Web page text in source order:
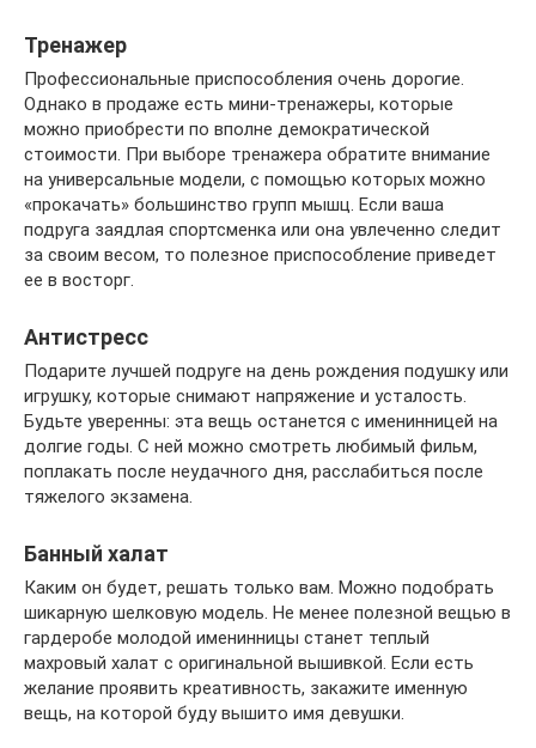
Тренажер
Профессиональные приспособления очень дорогие.
Однако в продаже есть мини-тренажеры, которые
можно приобрести по вполне демократической
стоимости. При выборе тренажера обратите внимание
на универсальные модели, с помощью которых можно
«прокачать» большинство групп мышц. Если ваша
подруга заядлая спортсменка или она увлеченно следит
за своим весом, то полезное приспособление приведет
ее в восторг.
Антистресс
Подарите лучшей подруге на день рождения подушку или
игрушку, которые снимают напряжение и усталость.
Будьте уверенны: эта вещь останется с именинницей на
долгие годы. С ней можно смотреть любимый фильм,
поплакать после неудачного дня, расслабиться после
тяжелого экзамена.
Банный халат
Каким он будет, решать только вам. Можно подобрать
шикарную шелковую модель. Не менее полезной вещью в
гардеробе молодой именинницы станет теплый
махровый халат с оригинальной вышивкой. Если есть
желание проявить креативность, закажите именную
вещь, на которой буду вышито имя девушки.